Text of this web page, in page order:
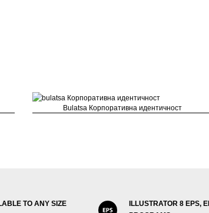
Bulatsa Корпоративна идентичност
TO ANY SIZE
ILLUSTRATOR 8 EPS,